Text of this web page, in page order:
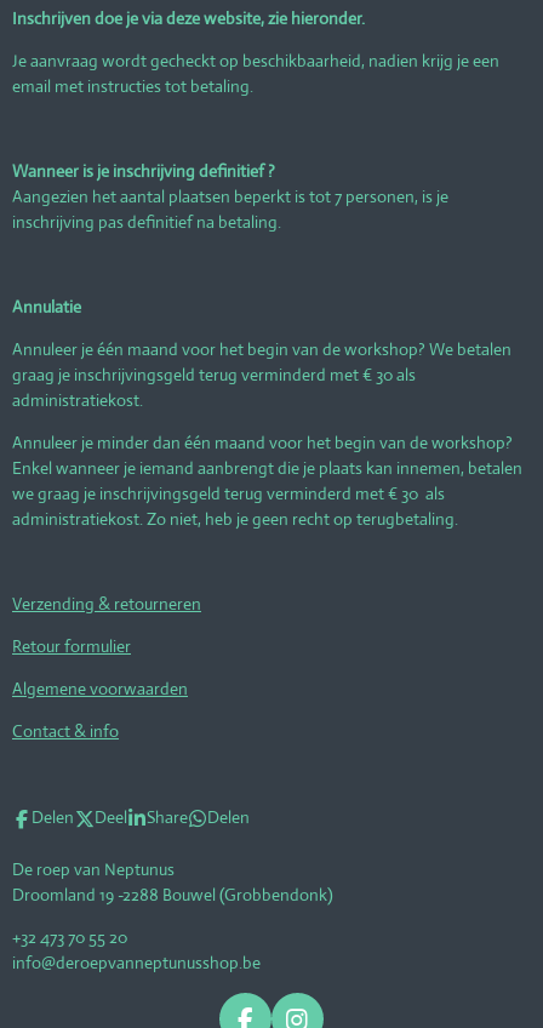
Inschrijven doe je via deze website, zie hieronder.
Je aanvraag wordt gecheckt op beschikbaarheid, nadien krijg je een
email met instructies tot betaling.
Wanneer is je inschrijving definitief ?
Aangezien het aantal plaatsen beperkt is tot 7 personen, is je
inschrijving pas definitief na betaling.
Annulatie
Annuleer je één maand voor het begin van de workshop? We betalen
graag je inschrijvingsgeld terug verminderd met € 30 als
administratiekost.
Annuleer je minder dan één maand voor het begin van de workshop?
Enkel wanneer je iemand aanbrengt die je plaats kan innemen, betalen
we graag je inschrijvingsgeld terug verminderd met € 30 als
administratiekost. Zo niet, heb je geen recht op terugbetaling.
Verzending & retourneren
Retour formulier
Algemene voorwaarden
Contact & info
Delen Deel Share Delen
De roep van Neptunus
Droomland 19 -2288 Bouwel (Grobbendonk)
+32 473 70 55 20
info@deroepvanneptunusshop.be